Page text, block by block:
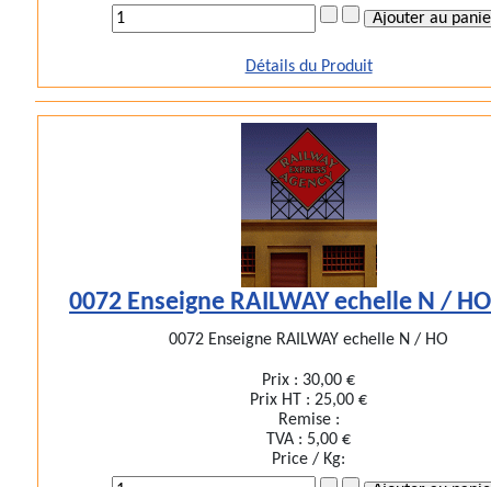
Détails du Produit
0072 Enseigne RAILWAY echelle N /
0072 Enseigne RAILWAY echelle N / HO
Prix : 30,00 €
Prix HT :25,00 €
Remise :
TVA : 5,00 €
Price / Kg: